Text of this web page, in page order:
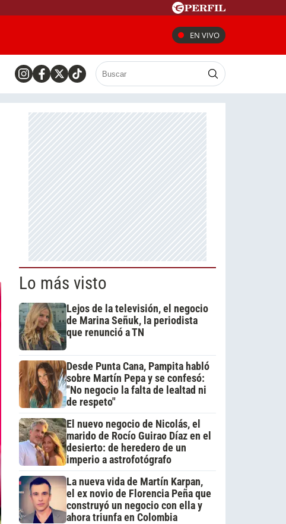
EN VIVO
Lo más visto
Lejos de la televisión, el negocio
de Marina Señuk, la periodista
que renunció a TN
Desde Punta Cana, Pampita habló
sobre Martín Pepa y se confesó:
"No negocio la falta de lealtad ni
de respeto"
El nuevo negocio de Nicolás, el
marido de Rocío Guirao Díaz en el
desierto: de heredero de un
imperio a astrofotógrafo
La nueva vida de Martín Karpan,
el ex novio de Florencia Peña que
construyó un negocio con ella y
ahora triunfa en Colombia